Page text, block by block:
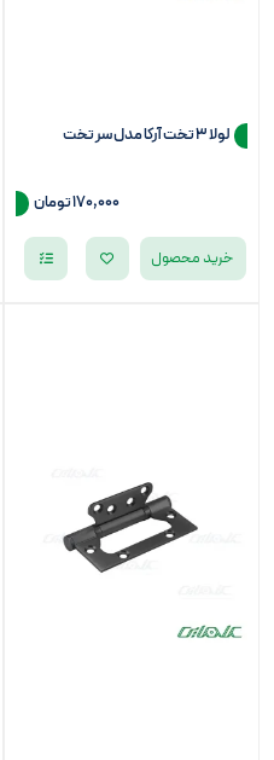
لولا 3 تخت آرکا مدل سر تخت
170,000 تومان
خرید محصول